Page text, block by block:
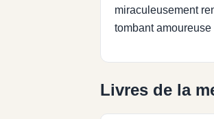
miraculeusement
tombant
Livres de la